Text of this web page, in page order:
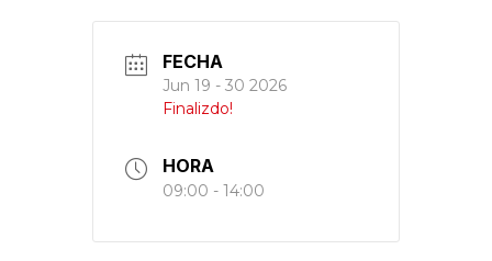
FECHA
Jun 19 - 30 2026
Finalizdo!
HORA
09:00 - 14:00